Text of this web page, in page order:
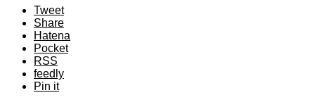
Tweet
Share
Hatena
Pocket
RSS
feedly
Pin it